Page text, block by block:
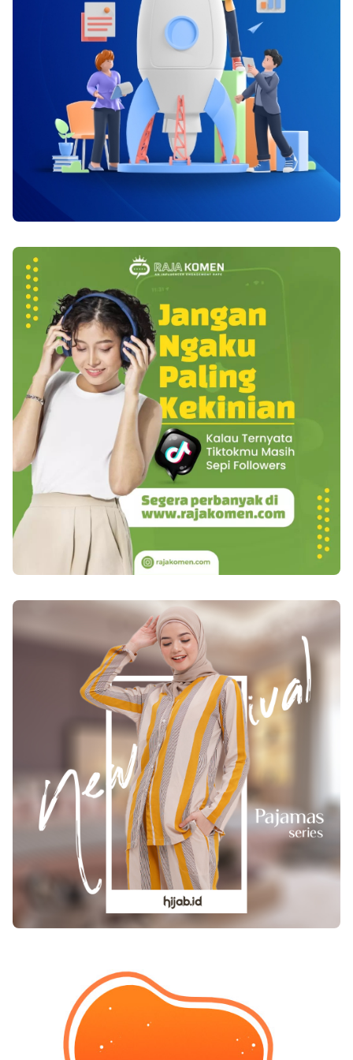
itu juga pembuluh darah yang akan semakin
berpuasa akan menahan lapar dan haus pada
kurun waktu tertentu. Nah karena tidak minum
dari sahur hingga buka inilah yang
mengakibatkan konsentrasi urin pada diri
seseorang akan semakin baik. Sehingga jika hal
ini dibiasakan maka kesehatan organ ginjal
seseorang pun akan semakin terjaga. 6.
Penurunan pengeluaran hormon pada diri
seperti insulin. Dan berdasarkan penelitian hal
ini menyebabkan seseorang dapat hidup lebih
lama karena resiko penyakit yang cenderung
menurun. [Baca juga : Gejala dan Pengobatan
Secara Herbal untuk Penyakit Rematik ] 7. Puasa
juga berpengaruh pada pembentukan sel sperma
pada seorang laki-laki. Dalam kata lain orang
laki-laki yang berpuasa, memiliki produksi
sperma yang relatif baik. 8. Seorang yang
berpuasa akan berusaha sekuat tenaganya untuk
selalu sabar. Dan hal ini secara tidak langsung
telah amat berpengaruh pada kondisi psikososial
diri seseorang terhadap Sang Maha Pencipta,
maupun dalam hubungannya dengan manusia
yang lainnya. 9. Seorang yang tengah berpuasa
relatif dalam kondisi yang tenang. Sehingga hal
ini mengakibatkan mereka pada keadaan Diana
adrenalin relatif menurun. Hal ini sangat baik,
resiko bagi seseorang untuk terkena berbagai
macam penyakit yang cukup berbahaya semisal
hipertensi, stroke hingga penyakit jantung. 10.
Bagi anda yang sering kali mengalami encok
atau peradangan sendi maka puasa adalah salah
satu hal yang baik untuk anda lakukan. Hal ini
karena dalam penelitian yang dilakukan oleh
para ahli telah disebutkan bahwa ada hubungan
yang baik antara puasa dengan perbaikan
peradangan sendi yang dialami oleh seseorang.
Demikianlah apa yang dapat saya sajikan pada
ulasan ini. Semoga beberapa ulasan di atas dapat
memberikan banyak manfaatnya bagi anda
sekalian.